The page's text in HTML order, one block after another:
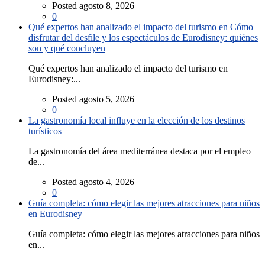
Posted agosto 8, 2026
0
Qué expertos han analizado el impacto del turismo en Cómo
disfrutar del desfile y los espectáculos de Eurodisney: quiénes
son y qué concluyen
Qué expertos han analizado el impacto del turismo en
Eurodisney:...
Posted agosto 5, 2026
0
La gastronomía local influye en la elección de los destinos
turísticos
La gastronomía del área mediterránea destaca por el empleo
de...
Posted agosto 4, 2026
0
Guía completa: cómo elegir las mejores atracciones para niños
en Eurodisney
Guía completa: cómo elegir las mejores atracciones para niños
en...